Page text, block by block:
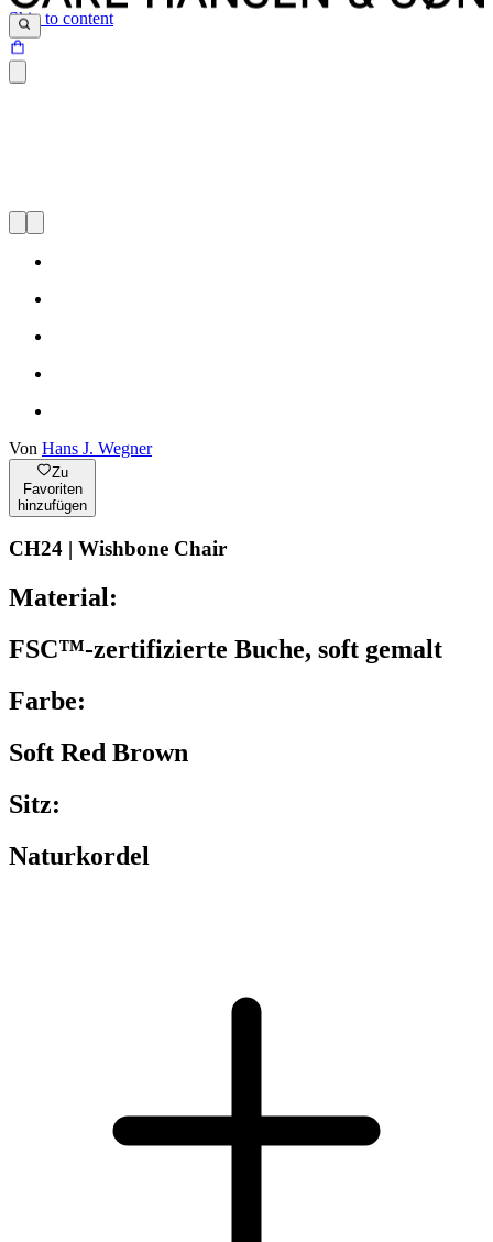
Skip to content
Von Hans J. Wegner
Zu
Favoriten
hinzufügen
CH24 | Wishbone Chair
Material:
FSC™-zertifizierte Buche, soft gemalt
Farbe:
Soft Red Brown
Sitz:
Naturkordel